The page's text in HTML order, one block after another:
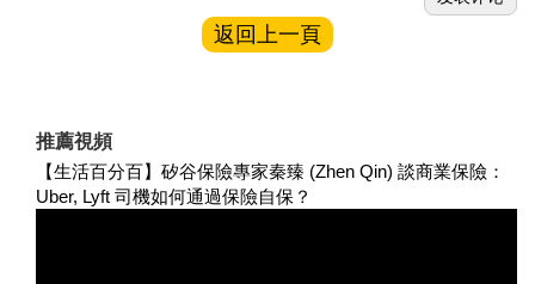
返回上一頁
推薦視頻
【生活百分百】矽谷保險專家秦臻 (Zhen Qin) 談商業保險：
Uber, Lyft 司機如何通過保險自保？